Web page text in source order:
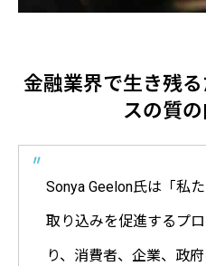
金融業界で生き残
スの質の
Sonya Geelon氏は「私
取り込みを促進するプ
り、消費者、企業、政